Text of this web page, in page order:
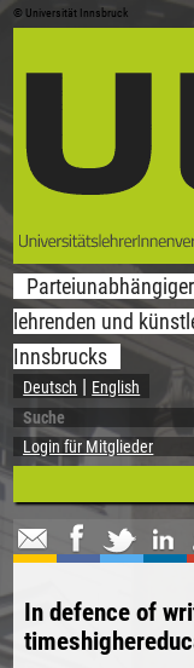
Direkt zum Inhalt
© Universität Innsbruck
lehrenden und
Innsbrucks
Deutsch English
Suchformular
Suche
Login für Mitglieder
In defence of